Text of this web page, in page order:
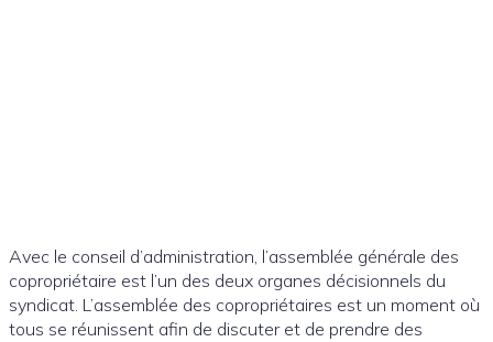
Avec le conseil d’administration, l’assemblée générale des
copropriétaire est l’un des deux organes décisionnels du
syndicat. L’assemblée des copropriétaires est un moment où
tous se réunissent afin de discuter et de prendre des